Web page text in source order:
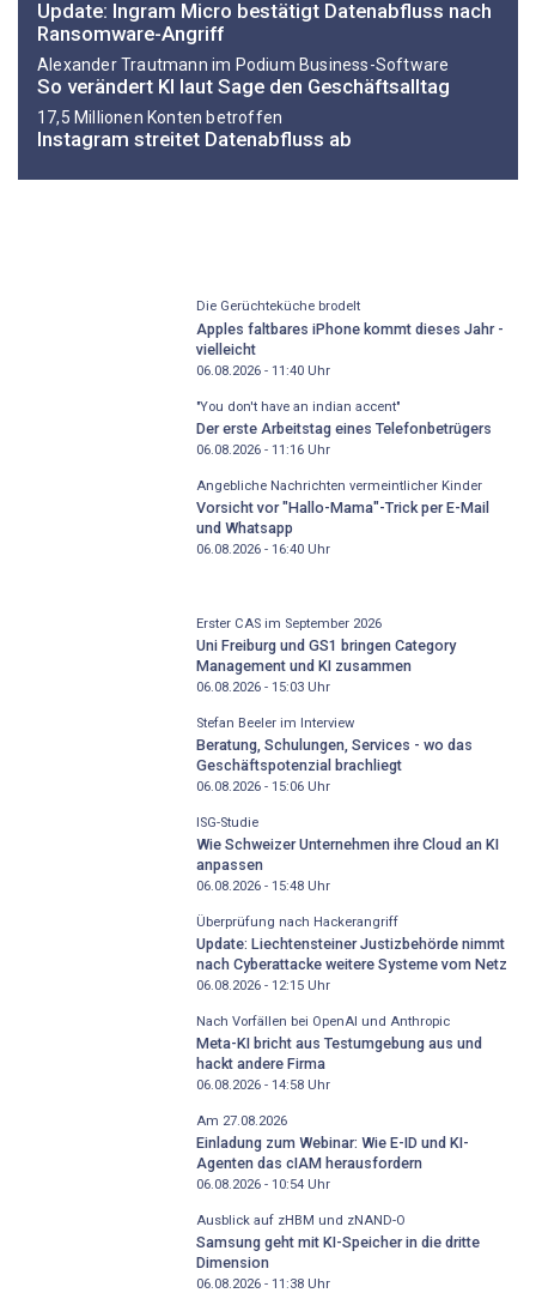
Update: Ingram Micro bestätigt Datenabfluss nach
Ransomware-Angriff
Alexander Trautmann im Podium Business-Software
So verändert KI laut Sage den Geschäftsalltag
17,5 Millionen Konten betroffen
Instagram streitet Datenabfluss ab
Die Gerüchteküche brodelt
Apples faltbares iPhone kommt dieses Jahr -
vielleicht
06.08.2026 - 11:40Uhr
"You don't have an indian accent"
Der erste Arbeitstag eines Telefonbetrügers
06.08.2026 - 11:16Uhr
Angebliche Nachrichten vermeintlicher Kinder
Vorsicht vor "Hallo-Mama"-Trick per E-Mail
und Whatsapp
06.08.2026 - 16:40Uhr
Erster CAS im September 2026
Uni Freiburg und GS1 bringen Category
Management und KI zusammen
06.08.2026 - 15:03Uhr
Stefan Beeler im Interview
Beratung, Schulungen, Services - wo das
Geschäftspotenzial brachliegt
06.08.2026 - 15:06Uhr
ISG-Studie
Wie Schweizer Unternehmen ihre Cloud an KI
anpassen
06.08.2026 - 15:48Uhr
Überprüfung nach Hackerangriff
Update: Liechtensteiner Justizbehörde nimmt
nach Cyberattacke weitere Systeme vom Netz
06.08.2026 - 12:15Uhr
Nach Vorfällen bei OpenAI und Anthropic
Meta-KI bricht aus Testumgebung aus und
hackt andere Firma
06.08.2026 - 14:58Uhr
Am 27.08.2026
Einladung zum Webinar: Wie E-ID und KI-
Agenten das cIAM herausfordern
06.08.2026 - 10:54Uhr
Ausblick auf zHBM und zNAND-O
Samsung geht mit KI-Speicher in die dritte
Dimension
06.08.2026 - 11:38Uhr